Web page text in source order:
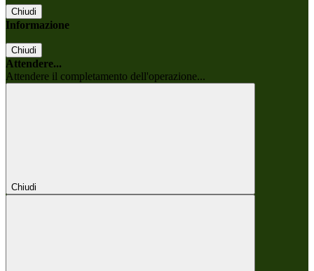
Chiudi
Informazione
Chiudi
Attendere...
Attendere il completamento dell'operazione...
Chiudi